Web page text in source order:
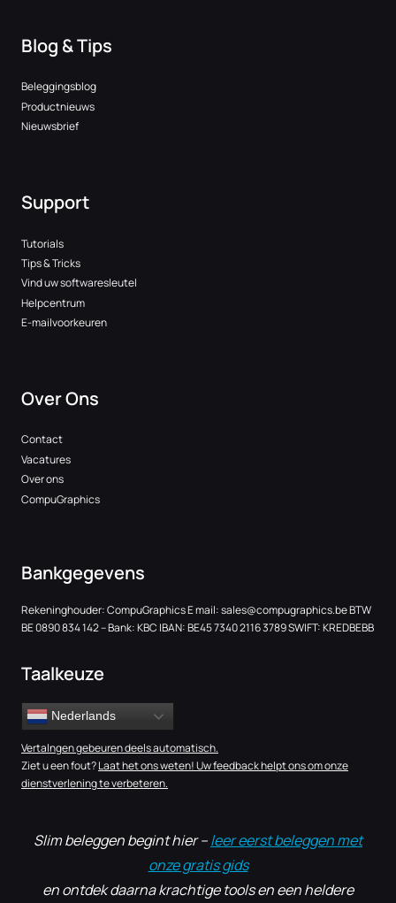
Blog & Tips
Beleggingsblog
Productnieuws
Nieuwsbrief
Support
Tutorials
Tips & Tricks
Vind uw softwaresleutel
Helpcentrum
E-mailvoorkeuren
Over Ons
Contact
Vacatures
Over ons
CompuGraphics
Bankgegevens
Rekeninghouder: CompuGraphics E mail:sales@compugraphics.beBTW
BE 0890 834 142 – Bank: KBC IBAN: BE45 7340 2116 3789 SWIFT: KREDBEBB
Taalkeuze
Nederlands
Vertalngen gebeuren deels automatisch.
Ziet u een fout?Laat het ons weten! Uw feedback helpt ons om onze
dienstverlening te verbeteren.
Slim beleggen begint hier –leer eerst beleggen met
onze gratis gids
en ontdek daarna krachtige tools en een heldere